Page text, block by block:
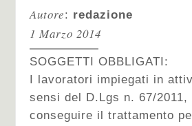
Autore: redazione
1 Marzo 2014
SOGGETTI OBBLIGATI:
I lavoratori impiegati in
sensi del D.Lgs n. 67/
conseguire il trattamento